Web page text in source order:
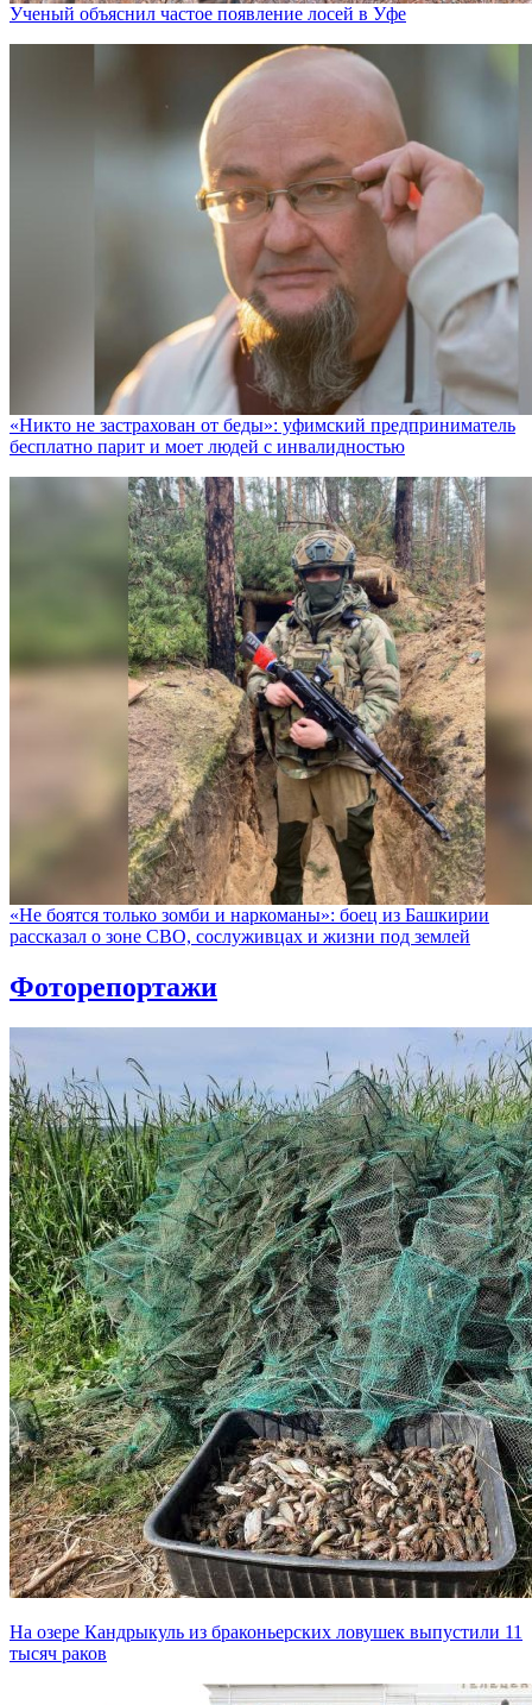
Ученый объяснил частое появление лосей в Уфе
«Никто не заcтрахован от беды»: уфимский предприниматель
бесплатно парит и моет людей с инвалидностью
«Не боятся только зомби и наркоманы»: боец из Башкирии
рассказал о зоне СВО, сослуживцах и жизни под землей
Фоторепортажи
На озере Кандрыкуль из браконьерских ловушек выпустили 11
тысяч раков